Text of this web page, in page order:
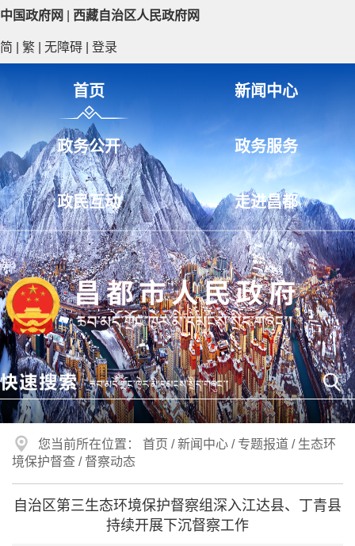
中国政府网 西藏自治区人民政府网
简 繁 无障碍 登录
首页 新闻中心
政务公开 政务服务
政民互动 走进昌都
您当前所在位置： 首页 /新闻中心 / 专题报道 / 生态环
境保护督查 / 督察动态
自治区第三生态环境保护督察组深入江达县、丁青县
持续开展下沉督察工作